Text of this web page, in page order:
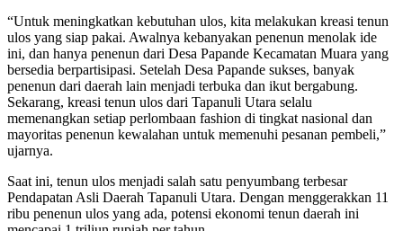
“Untuk meningkatkan kebutuhan ulos, kita melakukan kreasi tenun
ulos yang siap pakai. Awalnya kebanyakan penenun menolak ide
ini, dan hanya penenun dari Desa Papande Kecamatan Muara yang
bersedia berpartisipasi. Setelah Desa Papande sukses, banyak
penenun dari daerah lain menjadi terbuka dan ikut bergabung.
Sekarang, kreasi tenun ulos dari Tapanuli Utara selalu
memenangkan setiap perlombaan fashion di tingkat nasional dan
mayoritas penenun kewalahan untuk memenuhi pesanan pembeli,”
ujarnya.
Saat ini, tenun ulos menjadi salah satu penyumbang terbesar
Pendapatan Asli Daerah Tapanuli Utara. Dengan menggerakkan 11
ribu penenun ulos yang ada, potensi ekonomi tenun daerah ini